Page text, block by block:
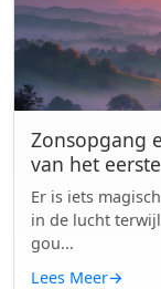
Zonsopgang
van het
Er is iets
in de lucht
gou...
Lees Meer→